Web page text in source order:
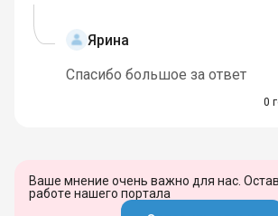
Ярина
Спасибо большое за ответ
0
Ваше мнение очень важно для нас.
работе нашего портала